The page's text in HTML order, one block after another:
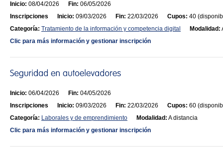
Inicio: 08/04/2026 Fin: 06/05/2026
Inscripciones
Inicio: 09/03/2026 Fin: 22/03/2026 Cupos: 40
Categoría: Tratamiento de la información y competencia digital Modalidad:
Clic para más información y gestionar inscripción
Inicio: 06/04/2026 Fin: 04/05/2026
Inscripciones
Inicio: 09/03/2026 Fin: 22/03/2026 Cupos: 60
Categoría: Laborales y de emprendimiento Modalidad: A distancia
Clic para más información y gestionar inscripción